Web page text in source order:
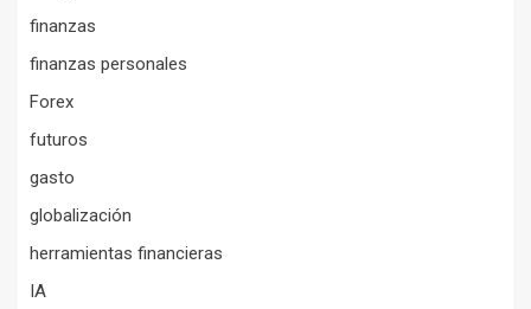
finanzas
finanzas personales
Forex
futuros
gasto
globalización
herramientas financieras
IA